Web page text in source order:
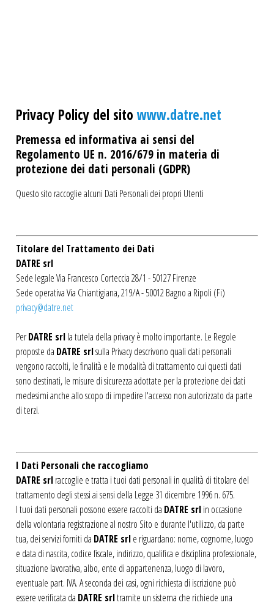
Privacy Policy del sitowww.datre.net
Premessa ed informativa ai sensi del
Regolamento UE n. 2016/679 in materia di
protezione dei dati personali (GDPR)
Questo sito raccoglie alcuni Dati Personali dei propri Utenti
Titolare del Trattamento dei Dati
DATRE srl
Sede legale Via Francesco Corteccia 28/1 - 50127 Firenze
Sede operativa Via Chiantigiana, 219/A - 50012 Bagno a Ripoli (Fi)
privacy@datre.net
PerDATRE srlla tutela della privacy è molto importante. Le Regole
proposte da DATRE srlsulla Privacy descrivono quali dati personali
vengono raccolti, le finalità e le modalità di trattamento cui questi dati
sono destinati, le misure di sicurezza adottate per la protezione dei dati
medesimi anche allo scopo di impedire l'accesso non autorizzato da parte
di terzi.
I Dati Personali che raccogliamo
DATRE srlraccoglie e tratta i tuoi dati personali in qualità di titolare del
trattamento degli stessi ai sensi della Legge 31 dicembre 1996 n. 675.
I tuoi dati personali possono essere raccolti da DATRE srlin occasione
della volontaria registrazione al nostro Sito e durante l'utilizzo, da parte
tua, dei servizi forniti da DATRE srle riguardano: nome, cognome, luogo
e data di nascita, codice fiscale, indirizzo, qualifica e disciplina professionale,
situazione lavorativa, albo, ente di appartenenza, luogo di lavoro,
eventuale part. IVA. A seconda dei casi, ogni richiesta di iscrizione può
essere verificata da DATRE srltramite un sistema che richiede una